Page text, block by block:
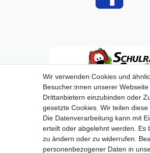
Wir verwenden Cookies und
Besucher:innen unserer
Drittanbietern einzubinden oder
gesetzte Cookies. Wir teilen
Die Datenverarbeitung kann mit
erteilt oder abgelehnt werden. Es
zu ändern oder zu widerrufen.
personenbezogener Daten in